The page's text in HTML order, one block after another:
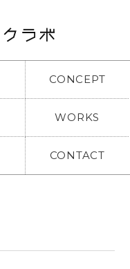
CONCEPT
WORKS
CONTACT